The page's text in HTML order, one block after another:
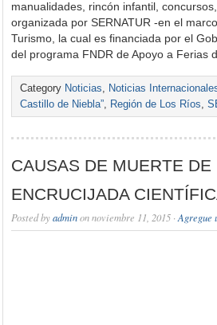
manualidades, rincón infantil,
organizada por SERNATUR -en el
Turismo, la cual es financiada por el
del programa FNDR de Apoyo a Ferias
Category Noticias, Noticias
Castillo de Niebla”, Región de Los Ríos,
CAUSAS DE MUERTE
ENCRUCIJADA
Posted byadminon noviembre 11, 2015 · Agregue